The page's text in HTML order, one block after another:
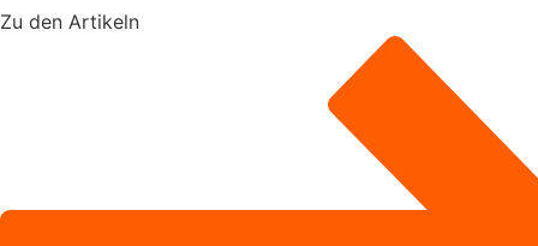
Zu den Artikeln